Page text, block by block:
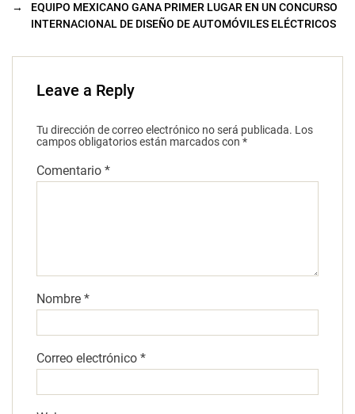
→
EQUIPO MEXICANO GANA PRIMER LUGAR EN UN CONCURSO
INTERNACIONAL DE DISEÑO DE AUTOMÓVILES ELÉCTRICOS
Leave a Reply
Tu dirección de correo electrónico no será publicada. Los
campos obligatorios están marcados con *
Comentario *
Nombre *
Correo electrónico *